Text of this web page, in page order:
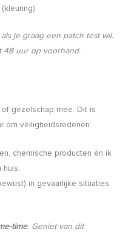
je graag een patch test wil.
48 uur op voorhand.
gezelschap mee. Dit is
om veiligheidsredenen:
chemische producten én ik
huis.
in gevaarlijke situaties
time. Geniet van dit